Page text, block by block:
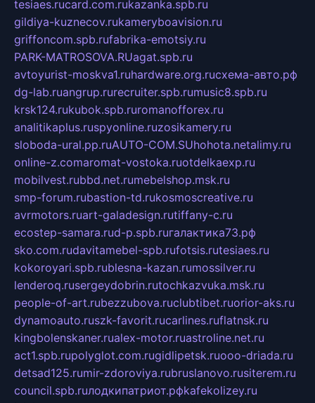
tesiaes.rucard.com.rukazanka.spb.ru
gildiya-kuznecov.rukameryboavision.ru
griffoncom.spb.rufabrika-emotsiy.ru
PARK-MATROSOVA.RUagat.spb.ru
avtoyurist-moskva1.ruhardware.org.ruсхема-авто.рф
dg-lab.ruangrup.rurecruiter.spb.rumusic8.spb.ru
krsk124.rukubok.spb.ruromanofforex.ru
analitikaplus.ruspyonline.ruzosikamery.ru
sloboda-ural.pp.ruAUTO-COM.SUhohota.netalimy.ru
online-z.comaromat-vostoka.ruotdelkaexp.ru
mobilvest.rubbd.net.rumebelshop.msk.ru
smp-forum.rubastion-td.rukosmoscreative.ru
avrmotors.ruart-galadesign.rutiffany-c.ru
ecostep-samara.rud-p.spb.ruгалактика73.рф
sko.com.rudavitamebel-spb.rufotsis.rutesiaes.ru
kokoroyari.spb.rublesna-kazan.rumossilver.ru
lenderoq.rusergeydobrin.rutochkazvuka.msk.ru
people-of-art.rubezzubova.ruclubtibet.ruorior-aks.ru
dynamoauto.ruszk-favorit.rucarlines.ruflatnsk.ru
kingbolenskaner.rualex-motor.ruastroline.net.ru
act1.spb.rupolyglot.com.rugidlipetsk.ruooo-driada.ru
detsad125.rumir-zdoroviya.rubruslanovo.rusiterem.ru
council.spb.ruлодкипатриот.рфkafekolizey.ru